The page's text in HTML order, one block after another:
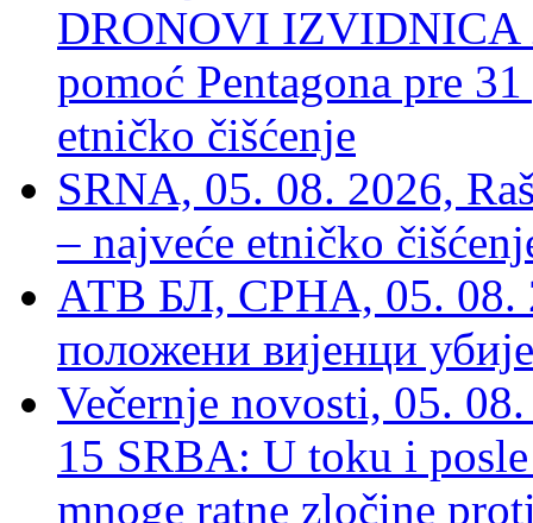
DRONOVI IZVIDNICA
pomoć Pentagona pre
etničko čišćenje
SRNA, 05. 08. 2026,
– najveće etničko
АТВ БЛ, СРНА, 05. 08.
положени вијенци
Večernje novosti, 05.
15 SRBA: U toku i
mnoge ratne zločine